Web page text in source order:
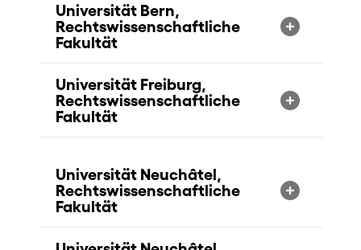
Universität Bern,
Rechtswissenschaftliche
Fakultät
Universität Freiburg,
Rechtswissenschaftliche
Fakultät
Universität Neuchâtel,
Rechtswissenschaftliche
Fakultät